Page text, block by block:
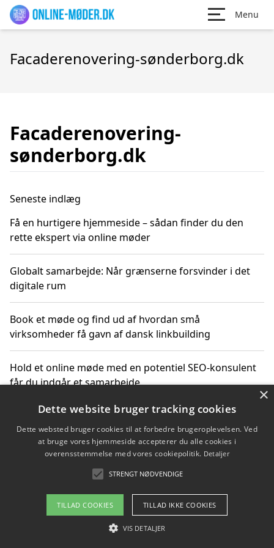
Menu
Facaderenovering-sønderborg.dk
Facaderenovering-
sønderborg.dk
Seneste indlæg
Få en hurtigere hjemmeside – sådan finder du den
rette ekspert via online møder
Globalt samarbejde: Når grænserne forsvinder i det
digitale rum
Book et møde og find ud af hvordan små
virksomheder få gavn af dansk linkbuilding
Hold et online møde med en potentiel SEO-konsulent
får du indgår et samarbejde
Hold et møde med en WordPress ekspert og vælg den
mest professionelle til at vedligeholde din løsning
Om / kontakt
Blog Betingelser
×
Dette website bruger tracking cookies
Dette websted bruger cookies til at forbedre brugeroplevelsen. Ved
at bruge vores hjemmeside accepterer du alle cookies i
overensstemmelse med vores cookiepolitik. Detaljer
STRENGT NØDVENDIGE
TILLAD COOKIES TILLAD IKKE COOKIES
VIS DETALJER